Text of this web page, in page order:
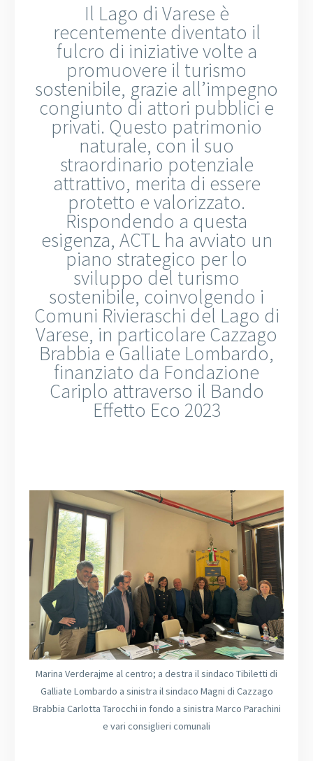
Il Lago di Varese è
recentemente diventato il
fulcro di iniziative volte a
promuovere il turismo
sostenibile, grazie all’impegno
congiunto di attori pubblici e
privati. Questo patrimonio
naturale, con il suo
straordinario potenziale
attrattivo, merita di essere
protetto e valorizzato.
Rispondendo a questa
esigenza, ACTL ha avviato un
piano strategico per lo
sviluppo del turismo
sostenibile, coinvolgendo i
Comuni Rivieraschi del Lago di
Varese, in particolare Cazzago
Brabbia e Galliate Lombardo,
finanziato da Fondazione
Cariplo attraverso il Bando
Effetto Eco 2023
Marina Verderajme al centro; a destra il sindaco Tibiletti di
Galliate Lombardo a sinistra il sindaco Magni di Cazzago
Brabbia Carlotta Tarocchi in fondo a sinistra Marco Parachini
e vari consiglieri comunali